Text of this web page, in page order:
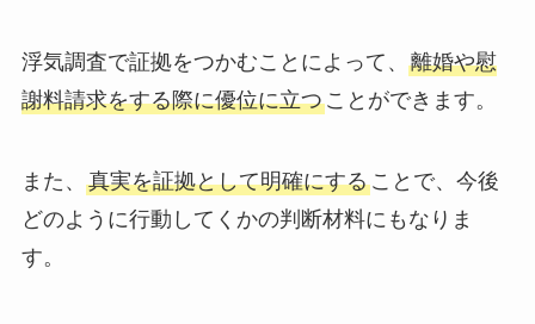
浮気調査で証拠をつかむことによって、 離婚や慰
謝料請求をする際に優位に立つことができます。
また、 真実を証拠として明確にすることで、今後
どのように行動してくかの判断材料にもなりま
す。